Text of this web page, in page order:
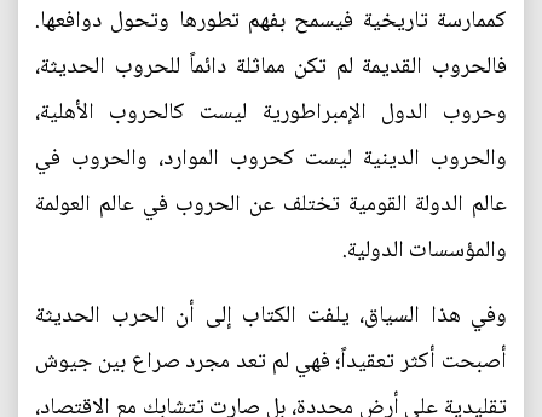
كممارسة تاريخية فيسمح بفهم تطورها وتحول دوافعها.
فالحروب القديمة لم تكن مماثلة دائماً للحروب الحديثة،
وحروب الدول الإمبراطورية ليست كالحروب الأهلية،
والحروب الدينية ليست كحروب الموارد، والحروب في
عالم الدولة القومية تختلف عن الحروب في عالم العولمة
والمؤسسات الدولية.
وفي هذا السياق، يلفت الكتاب إلى أن الحرب الحديثة
أصبحت أكثر تعقيداً؛ فهي لم تعد مجرد صراع بين جيوش
تقليدية على أرض محددة، بل صارت تتشابك مع الاقتصاد،